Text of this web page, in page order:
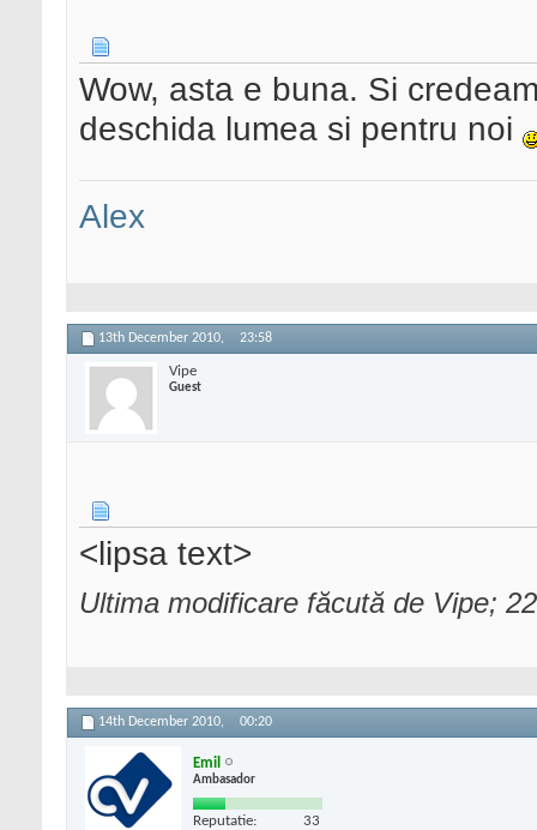
Wow, asta e buna. Si
deschida lumea si pentru noi
Alex
13th December 2010, 23:58
Vipe
Guest
<lipsa text>
Ultima modificare făcută de Vipe;
14th December 2010, 00:20
Emil
Ambasador
Reputatie: 33